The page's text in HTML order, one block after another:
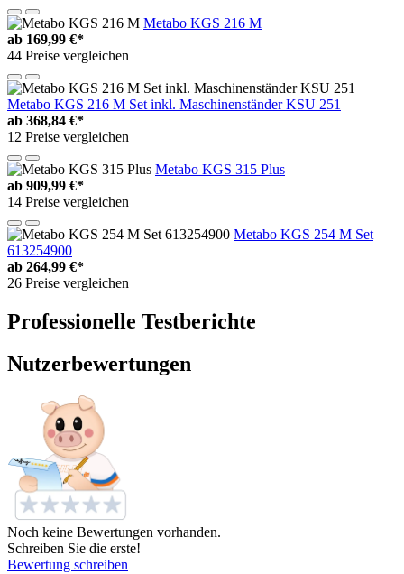
Metabo KGS 216 M
ab 169,99 €*
44 Preise vergleichen
Metabo KGS 216 M Set inkl. Maschinenständer KSU 251
ab 368,84 €*
12 Preise vergleichen
Metabo KGS 315 Plus
ab 909,99 €*
14 Preise vergleichen
Metabo KGS 254 M Set
613254900
ab 264,99 €*
26 Preise vergleichen
Professionelle Testberichte
Nutzerbewertungen
Noch keine Bewertungen vorhanden.
Schreiben Sie die erste!
Bewertung schreiben